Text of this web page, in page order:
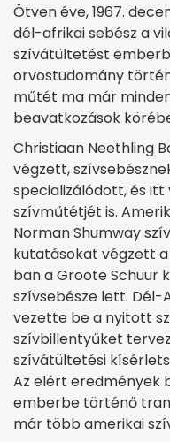
Ötven éve, 1967.
dél-afrikai sebész a
szívátültetést
orvostudomány
műtét ma már
beavatkozások
Christiaan Neethling
végzett,
specializálódott, és
szívműtétjét is.
Norman Shumway
kutatásokat végzett
ban a Groote Schuur
szívsebésze lett. Dél-
vezette be a nyitott
szívbillentyűket
szívátültetési
Az elért
emberbe történő
már több amerikai